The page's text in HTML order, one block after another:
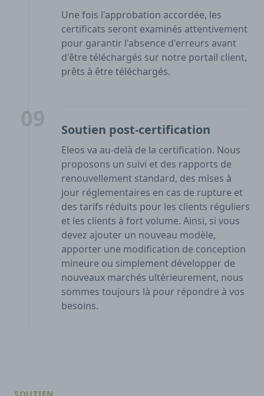
Une fois l'approbation accordée, les
certificats seront examinés attentivement
pour garantir l'absence d'erreurs avant
d'être téléchargés sur notre portail client,
prêts à être téléchargés.
Soutien post-certification
Eleos va au-delà de la certification. Nous
proposons un suivi et des rapports de
renouvellement standard, des mises à
jour réglementaires en cas de rupture et
des tarifs réduits pour les clients réguliers
et les clients à fort volume. Ainsi, si vous
devez ajouter un nouveau modèle,
apporter une modification de conception
mineure ou simplement développer de
nouveaux marchés ultérieurement, nous
sommes toujours là pour répondre à vos
besoins.